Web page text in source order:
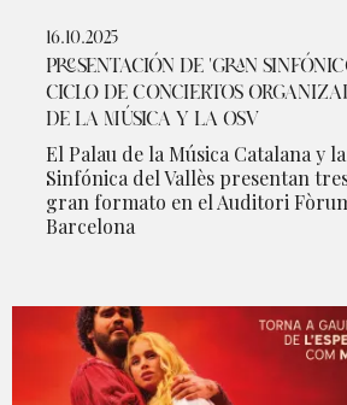
16.10.2025
PRESENTACIÓN DE 'GRAN
CICLO DE CONCIERTOS
DE LA MÚSICA Y LA OSV
El Palau de la Música Catalana y
Sinfónica del Vallès presentan
gran formato en el Auditori
Barcelona